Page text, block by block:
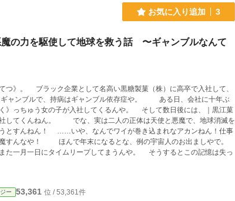
お気に入り追加 3
の力を駆使して地球を救う話 〜ギャンブルなんて
つ》。 ブラック企業として名高い黒糖製菓（株）に高卒で入社して、
ャンブルで、持病はギャンブル依存症や。 ある日、会社に十年ぶ
》っちゅう女の子が入社してくるんや。 そして数日後には、｜黒江菓
してくんねん。 でな、実は二人の正体は天使と悪魔で、地球消滅を
とすんねん！ ……いや、なんでワイが巻き込まれなアカンねん！仕事
すんなや！ ほんで年末になるとな、例の宇宙人のお出ましやで。
た一月一日にタイムリープしてまうんや。 そうするとこの記憶は失っ
ー 53,361 位 / 53,361件